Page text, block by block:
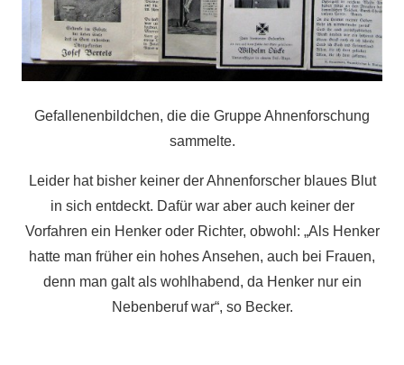
Gefallenenbildchen, die die Gruppe Ahnenforschung
sammelte.
Leider hat bisher keiner der Ahnenforscher blaues Blut
in sich entdeckt. Dafür war aber auch keiner der
Vorfahren ein Henker oder Richter, obwohl: „Als Henker
hatte man früher ein hohes Ansehen, auch bei Frauen,
denn man galt als wohlhabend, da Henker nur ein
Nebenberuf war“, so Becker.